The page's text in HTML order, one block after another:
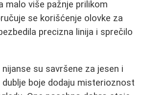
malo više pažnje prilikom
se korišćenje olovke za
precizna linija i sprečilo
su savršene za jesen i
dublje boje dodaju misterioznost